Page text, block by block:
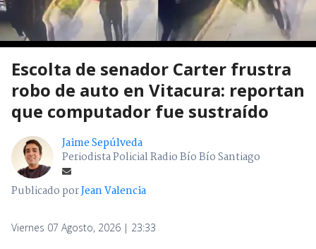
Escolta de senador Carter frustra
robo de auto en Vitacura: reportan
que computador fue sustraído
Jaime Sepúlveda
Periodista Policial Radio Bío Bío Santiago
Publicado porJean Valencia
Viernes 07 Agosto, 2026 | 23:33